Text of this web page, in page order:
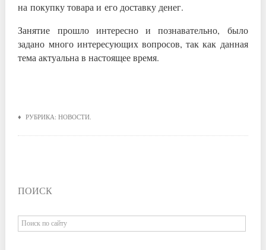
на покупку товара и его доставку денег.
Занятие прошло интересно и познавательно, было
задано много интересующих вопросов, так как данная
тема актуальна в настоящее время.
♦ РУБРИКА:НОВОСТИ.
ПОИСК